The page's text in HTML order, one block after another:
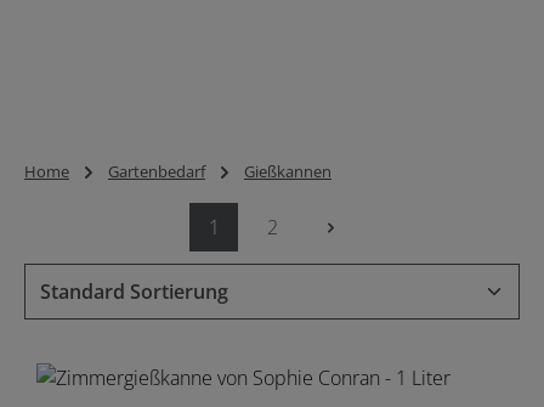
Home Gartenbedarf Gießkannen
Seite
1 Seite
2